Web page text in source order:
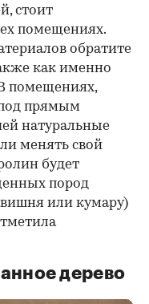
стоит
помещениях.
обратите
как именно
помещениях,
прямым
натуральные
менять свой
будет
пород
или кумару)
дерево